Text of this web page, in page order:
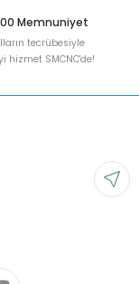
Memnuniyet
tecrübesiyle
hizmet SMCNC'de!